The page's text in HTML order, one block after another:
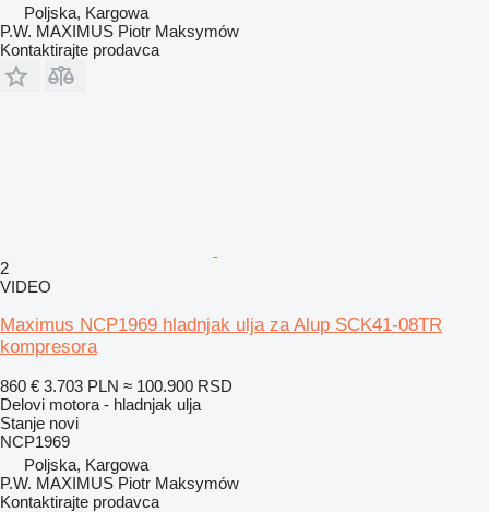
Poljska, Kargowa
P.W. MAXIMUS Piotr Maksymów
Kontaktirajte prodavca
2
VIDEO
Maximus NCP1969 hladnjak ulja za Alup SCK41-08TR
kompresora
860 € 3.703 PLN ≈ 100.900 RSD
Delovi motora - hladnjak ulja
Stanje novi
NCP1969
Poljska, Kargowa
P.W. MAXIMUS Piotr Maksymów
Kontaktirajte prodavca